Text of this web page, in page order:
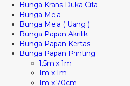
Bunga Krans Duka Cita
Bunga Meja
Bunga Meja ( Uang )
Bunga Papan Akrilik
Bunga Papan Kertas
Bunga Papan Printing
1.5m x 1m
1m x 1m
1m x 70cm